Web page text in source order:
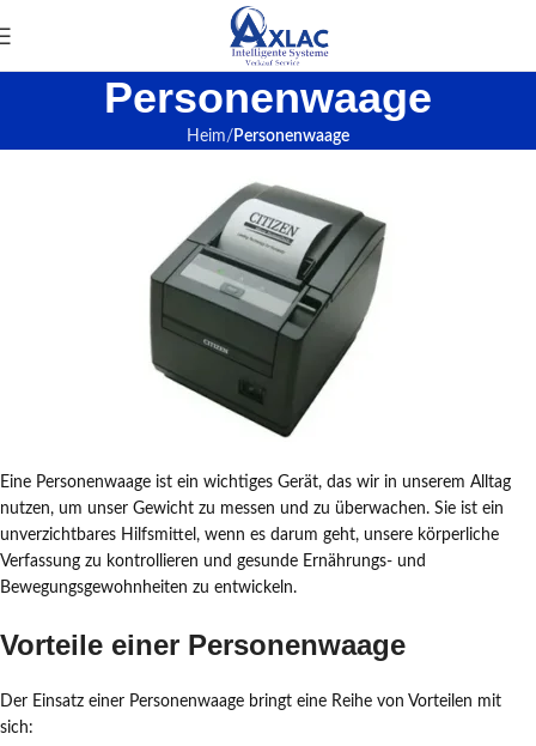
Personenwaage
Heim Personenwaage
Eine Personenwaage ist ein wichtiges Gerät, das wir in unserem Alltag
nutzen, um unser Gewicht zu messen und zu überwachen. Sie ist ein
unverzichtbares Hilfsmittel, wenn es darum geht, unsere körperliche
Verfassung zu kontrollieren und gesunde Ernährungs- und
Bewegungsgewohnheiten zu entwickeln.
Vorteile einer Personenwaage
Der Einsatz einer Personenwaage bringt eine Reihe von Vorteilen mit
sich: